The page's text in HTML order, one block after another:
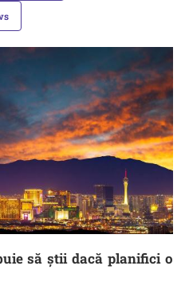
să știi dacă planifici o